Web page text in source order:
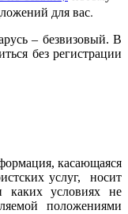
для вас.
– безвизовый. В
без регистрации
касающаяся
услуг, носит
условиях не
положениями